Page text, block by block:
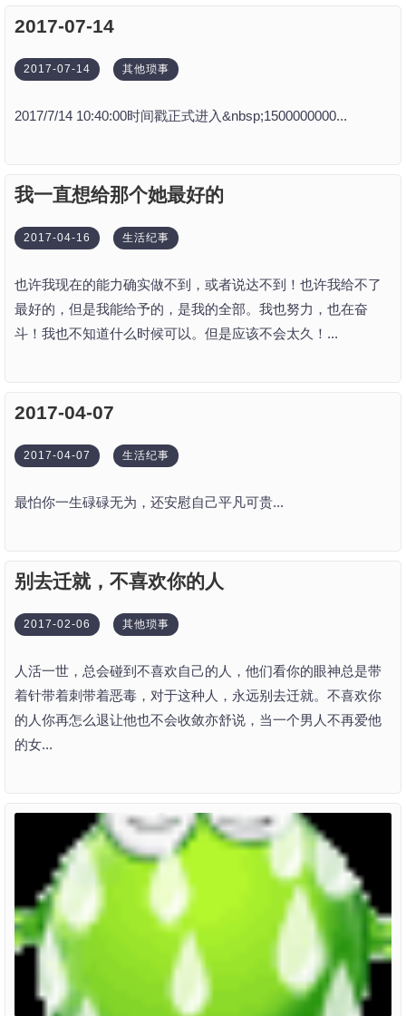
2017-07-14
2017-07-14 其他琐事
2017/7/14 10:40:00时间戳正式进入&nbsp;1500000000...
我一直想给那个她最好的
2017-04-16 生活纪事
也许我现在的能力确实做不到，或者说达不到！也许我给不了
最好的，但是我能给予的，是我的全部。我也努力，也在奋
斗！我也不知道什么时候可以。但是应该不会太久！...
2017-04-07
2017-04-07 生活纪事
最怕你一生碌碌无为，还安慰自己平凡可贵...
别去迁就，不喜欢你的人
2017-02-06 其他琐事
人活一世，总会碰到不喜欢自己的人，他们看你的眼神总是带
着针带着刺带着恶毒，对于这种人，永远别去迁就。不喜欢你
的人你再怎么退让他也不会收敛亦舒说，当一个男人不再爱他
的女...